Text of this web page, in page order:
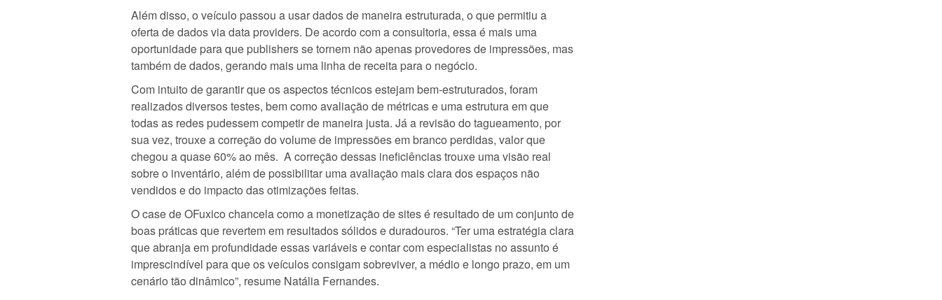
Além disso, o veículo passou a usar dados de maneira estruturada, o que permitiu a
oferta de dados via data providers. De acordo com a consultoria, essa é mais uma
oportunidade para que publishers se tornem não apenas provedores de impressões, mas
também de dados, gerando mais uma linha de receita para o negócio.
Com intuito de garantir que os aspectos técnicos estejam bem-estruturados, foram
realizados diversos testes, bem como avaliação de métricas e uma estrutura em que
todas as redes pudessem competir de maneira justa. Já a revisão do tagueamento, por
sua vez, trouxe a correção do volume de impressões em branco perdidas, valor que
chegou a quase 60% ao mês. A correção dessas ineficiências trouxe uma visão real
sobre o inventário, além de possibilitar uma avaliação mais clara dos espaços não
vendidos e do impacto das otimizações feitas.
O case de OFuxico chancela como a monetização de sites é resultado de um conjunto de
boas práticas que revertem em resultados sólidos e duradouros. “Ter uma estratégia clara
que abranja em profundidade essas variáveis e contar com especialistas no assunto é
imprescindível para que os veículos consigam sobreviver, a médio e longo prazo, em um
cenário tão dinâmico”, resume Natália Fernandes.